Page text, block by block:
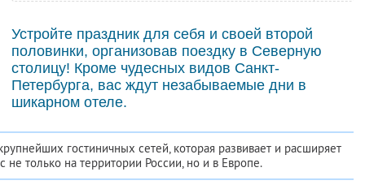
Устройте праздник для себя и своей второй
половинки, организовав поездку в Северную
столицу! Кроме чудесных видов Санкт-
Петербурга, вас ждут незабываемые дни в
шикарном отеле.
гостиничных сетей, которая развивает и расширяет
не только на территории России, но и в Европе.